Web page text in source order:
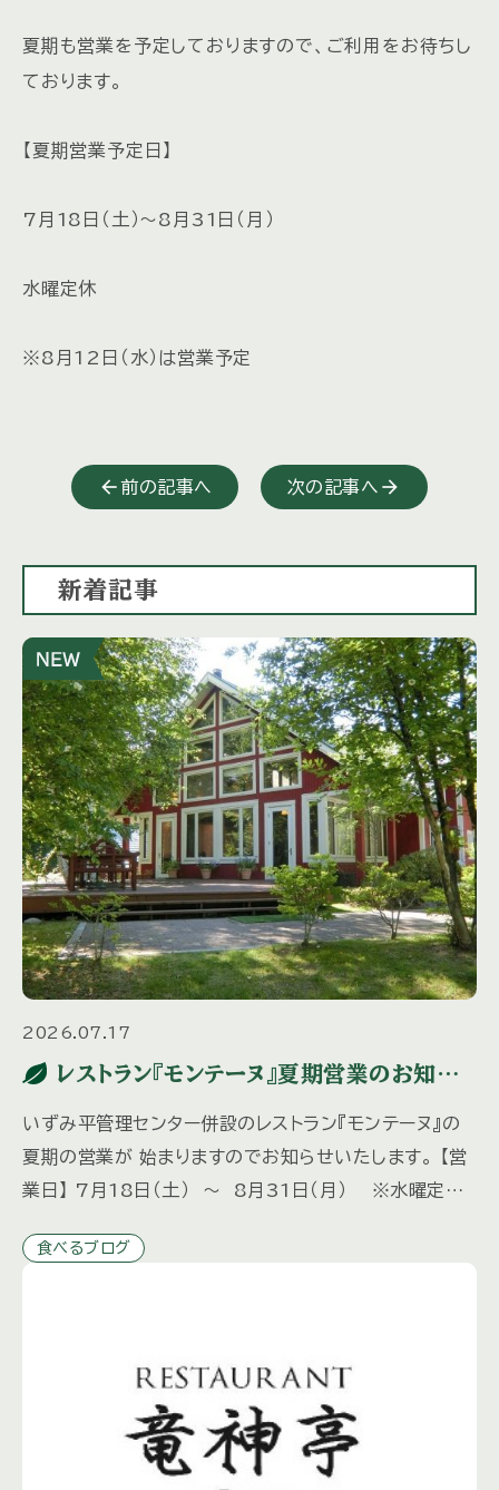
夏期も営業を予定しておりますので、ご利用をお待ちし
ております。
【夏期営業予定日】
7月18日（土）～8月31日（月）
水曜定休
※8月12日（水）は営業予定
前の記事へ 次の記事へ
新着記事
2026.07.17
レストラン『モンテーヌ』夏期営業のお知ら
いずみ平管理センター併設のレストラン『モンテーヌ』の
夏期の営業が 始まりますのでお知らせいたします。 【営
業日】 7月18日（土） ～ 8月31日（月） ※水曜定
[…]
食べるブログ